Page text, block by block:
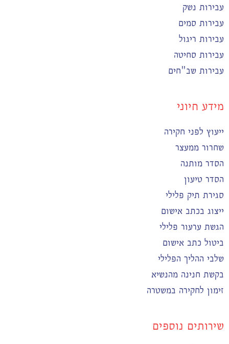
עבירות נשק
עבירות סמים
עבירות ריגול
עבירות סחיטה
עבירות שב"חים
מידע חיוני
ייעוץ לפני חקירה
שחרור ממעצר
הסדר מותנה
הסדר טיעון
סגירת תיק פלילי
ייצוג בכתב אישום
הגשת ערעור פלילי
ביטול כתב אישום
שלבי ההליך הפלילי
בקשת חנינה מהנשיא
זימון לחקירה במשטרה
שירותים נוספים